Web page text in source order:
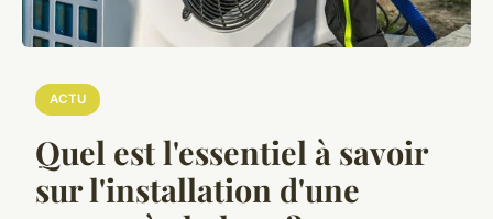
ACTU
Quel est l'essentiel à savoir
sur l'installation d'une